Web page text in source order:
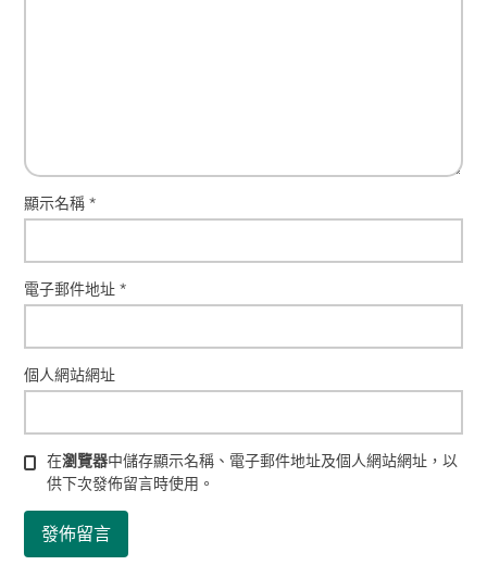
顯示名稱*
電子郵件地址*
個人網站網址
在瀏覽器中儲存顯示名稱、電子郵件地址及個人網站網址，以
供下次發佈留言時使用。